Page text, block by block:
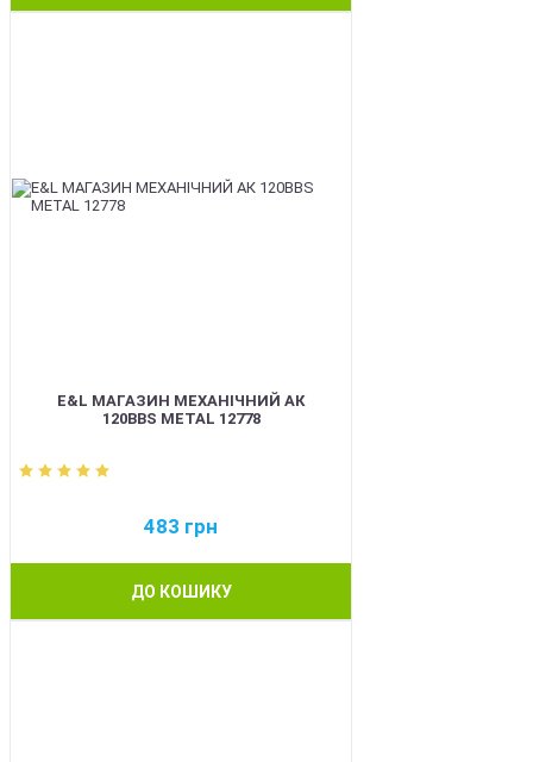
E&L МАГАЗИН МЕХАНІЧНИЙ АК
120BBS METAL 12778
483 грн
ДО КОШИКУ